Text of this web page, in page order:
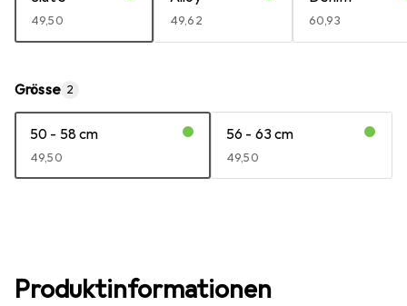
EUR
49,50 EUR
49,62 EUR
60,93
Grösse 2
50 - 58 cm
EUR
49,50
56 - 63 cm
EUR
49,50
Produktinformationen